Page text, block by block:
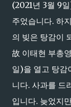
(2021년 3월 9
주었습니다. 하
의 빚은 탕감이
故 이태현 부총
일)을 열고 탕감
니다. 사과를 드
입니다. 늦었지